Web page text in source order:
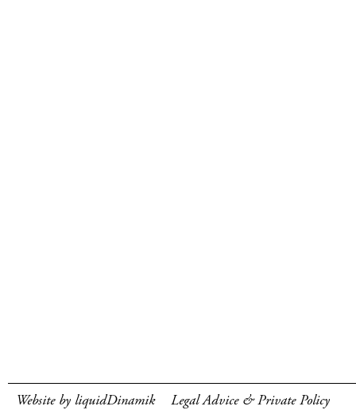
Website by liquidDinamik Legal Advice & Private Policy